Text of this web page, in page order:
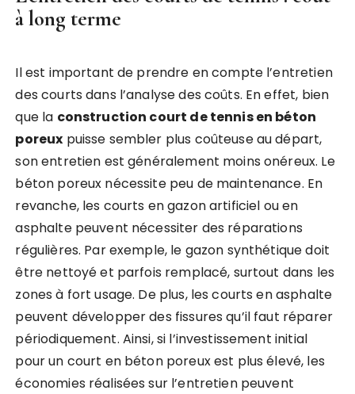
à long terme
Il est important de prendre en compte l’entretien
des courts dans l’analyse des coûts. En effet, bien
que la construction court de tennis en béton
poreux puisse sembler plus coûteuse au départ,
son entretien est généralement moins onéreux. Le
béton poreux nécessite peu de maintenance. En
revanche, les courts en gazon artificiel ou en
asphalte peuvent nécessiter des réparations
régulières. Par exemple, le gazon synthétique doit
être nettoyé et parfois remplacé, surtout dans les
zones à fort usage. De plus, les courts en asphalte
peuvent développer des fissures qu’il faut réparer
périodiquement. Ainsi, si l’investissement initial
pour un court en béton poreux est plus élevé, les
économies réalisées sur l’entretien peuvent